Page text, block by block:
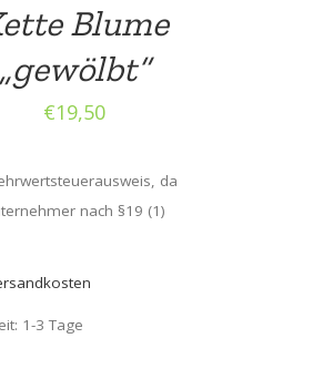
Blume
„gewölbt“
€19,50
da
nach §19 (1)
1-3 Tage